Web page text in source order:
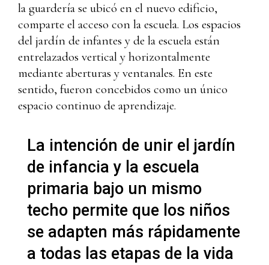
la guardería se ubicó en el nuevo edificio,
comparte el acceso con la escuela. Los espacios
del jardín de infantes y de la escuela están
entrelazados vertical y horizontalmente
mediante aberturas y ventanales. En este
sentido, fueron concebidos como un único
espacio continuo de aprendizaje.
La intención de unir el jardín
de infancia y la escuela
primaria bajo un mismo
techo permite que los niños
se adapten más rápidamente
a todas las etapas de la vida